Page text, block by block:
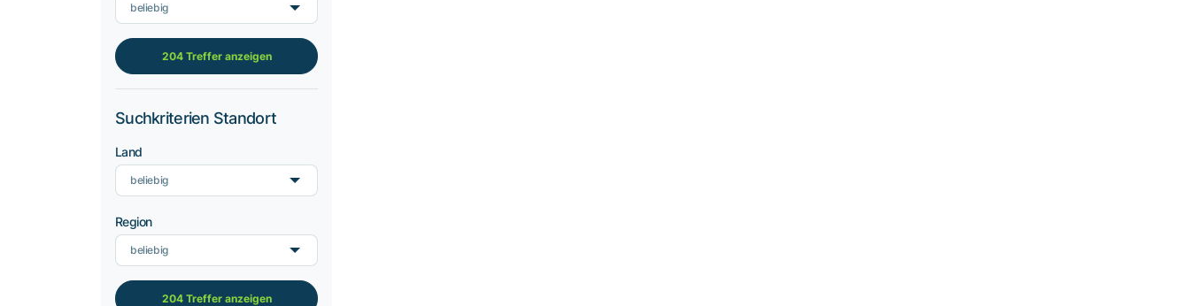
beliebig
204 Treffer anzeigen
Suchkriterien Standort
Land
beliebig
Region
beliebig
204 Treffer anzeigen